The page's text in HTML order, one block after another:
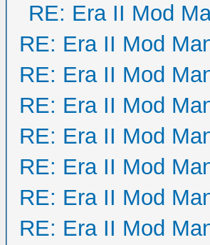
RE: Era II Mod
RE: Era II Mod
RE: Era II Mod
RE: Era II Mod
RE: Era II Mod
RE: Era II Mod
RE: Era II Mod
RE: Era II Mod